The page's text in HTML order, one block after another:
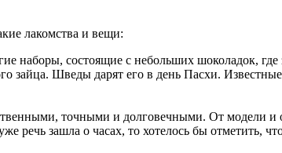
лакомства и вещи:
состоящие с небольших шоколадок, где
зайца. Шведы дарят его в день Пасхи.
точными и долговечными. От модели и
речь зашла о часах, то хотелось бы отметить,